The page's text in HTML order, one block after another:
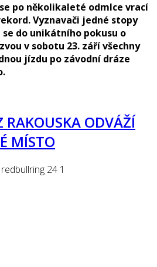
po několikaleté odmlce vrací
Vyznavači jedné stopy
do unikátního pokusu o
v sobotu 23. září všechny
jízdu po závodní dráze
RAKOUSKA ODVÁŽÍ
MÍSTO